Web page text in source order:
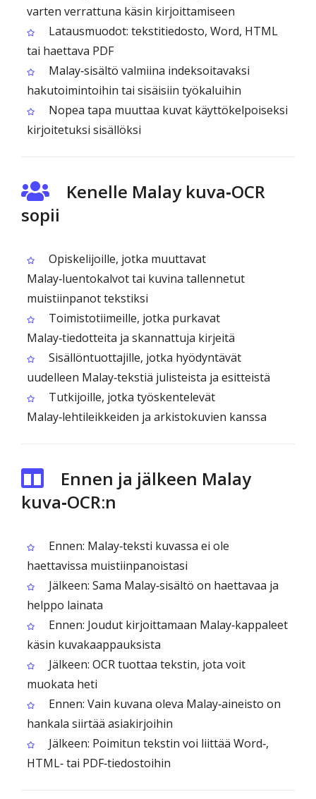
varten verrattuna käsin kirjoittamiseen
Latausmuodot: tekstitiedosto, Word, HTML
tai haettava PDF
Malay‑sisältö valmiina indeksoitavaksi
hakutoimintoihin tai sisäisiin työkaluihin
Nopea tapa muuttaa kuvat käyttökelpoiseksi
kirjoitetuksi sisällöksi
Kenelle Malay kuva‑OCR
sopii
Opiskelijoille, jotka muuttavat
Malay‑luentokalvot tai kuvina tallennetut
muistiinpanot tekstiksi
Toimistotiimeille, jotka purkavat
Malay‑tiedotteita ja skannattuja kirjeitä
Sisällöntuottajille, jotka hyödyntävät
uudelleen Malay‑tekstiä julisteista ja esitteistä
Tutkijoille, jotka työskentelevät
Malay‑lehtileikkeiden ja arkistokuvien kanssa
Ennen ja jälkeen Malay
kuva‑OCR:n
Ennen: Malay‑teksti kuvassa ei ole
haettavissa muistiinpanoistasi
Jälkeen: Sama Malay‑sisältö on haettavaa ja
helppo lainata
Ennen: Joudut kirjoittamaan Malay‑kappaleet
käsin kuvakaappauksista
Jälkeen: OCR tuottaa tekstin, jota voit
muokata heti
Ennen: Vain kuvana oleva Malay‑aineisto on
hankala siirtää asiakirjoihin
Jälkeen: Poimitun tekstin voi liittää Word‑,
HTML‑ tai PDF‑tiedostoihin